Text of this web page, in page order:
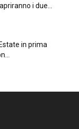
i due...
in prima